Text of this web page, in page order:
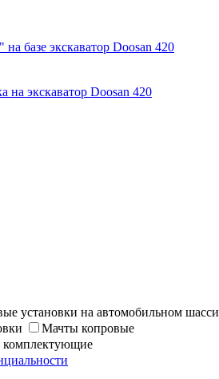
базе экскаватор Doosan 420
на экскаватор Doosan 420
установки на автомобильном шасси
Мачты копровые
комплектующие